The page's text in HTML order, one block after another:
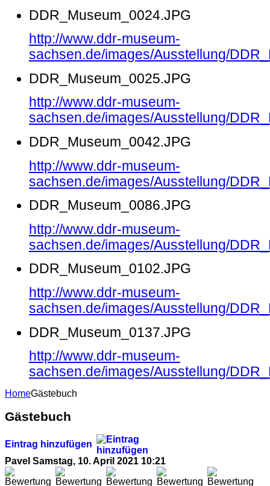
DDR_Museum_0024.JPG
http://www.ddr-museum-
sachsen.de/images/Ausstellung/
DDR_Museum_0025.JPG
http://www.ddr-museum-
sachsen.de/images/Ausstellung/
DDR_Museum_0042.JPG
http://www.ddr-museum-
sachsen.de/images/Ausstellung/
DDR_Museum_0086.JPG
http://www.ddr-museum-
sachsen.de/images/Ausstellung/
DDR_Museum_0102.JPG
http://www.ddr-museum-
sachsen.de/images/Ausstellung/
DDR_Museum_0137.JPG
http://www.ddr-museum-
sachsen.de/images/Ausstellung/
HomeGästebuch
Gästebuch
Eintrag hinzufügen
Pavel Samstag, 10. April 2021 10:21